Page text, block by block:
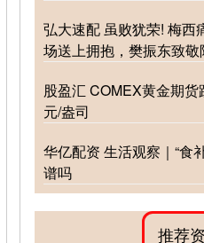
弘大速配 虽败犹荣! 梅西
场送上拥抱，樊振东致敬
股盈汇 COMEX黄金期
元/盎司
华亿配资 生活观察｜“食
谱吗
推荐